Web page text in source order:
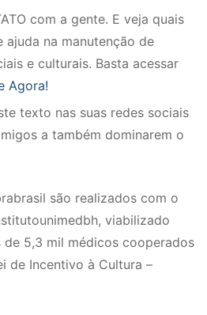
com a gente. E veja quais
ajuda na manutenção de
e culturais. Basta acessar
Agora!
texto nas suas redes sociais
a também dominarem o
são realizados com o
viabilizado
5,3 mil médicos cooperados
de Incentivo à Cultura –